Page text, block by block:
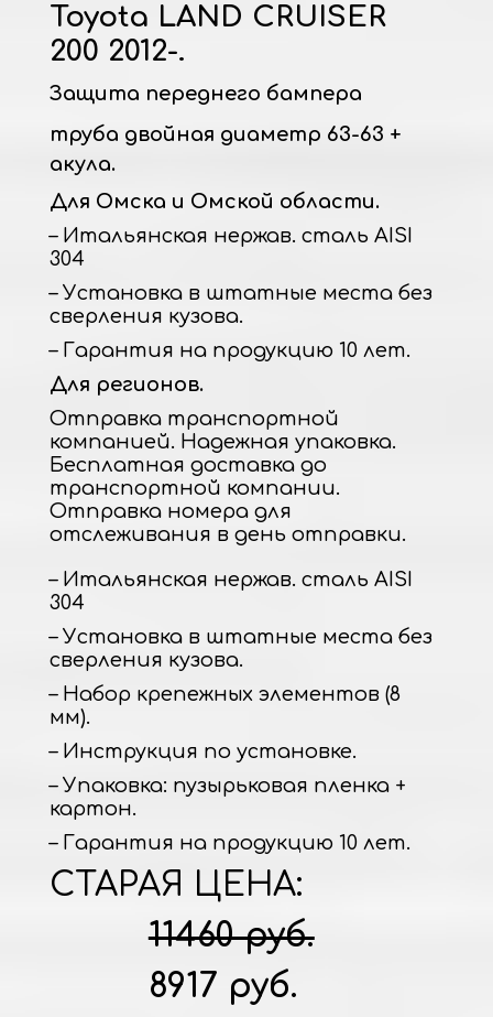
Toyota LAND CRUISER
200 2012-.
Защита переднего бампера
труба двойная диаметр 63-63 +
акула.
Для Омска и Омской области.
– Итальянская нержав. сталь AISI
304
– Установка в штатные места без
сверления кузова.
– Гарантия на продукцию 10 лет.
Для регионов.
Отправка транспортной
компанией. Надежная упаковка.
Бесплатная доставка до
транспортной компании.
Отправка номера для
отслеживания в день отправки.
– Итальянская нержав. сталь AISI
304
– Установка в штатные места без
сверления кузова.
– Набор крепежных элементов (8
мм).
– Инструкция по установке.
– Упаковка: пузырьковая пленка +
картон.
– Гарантия на продукцию 10 лет.
СТАРАЯ ЦЕНА:
11460 руб.
8917 руб.